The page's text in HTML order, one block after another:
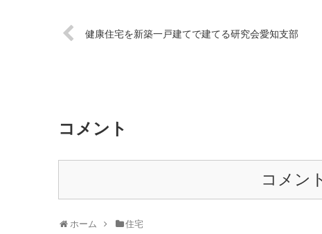
健康住宅を新築一戸建てで建てる研究会愛知支部
コメント
コメン
ホーム 住宅